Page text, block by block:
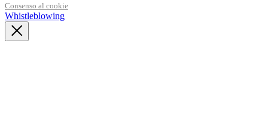
Consenso al cookie
Whistleblowing